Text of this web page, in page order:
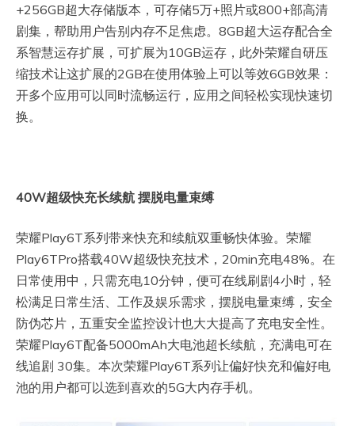
+256GB超大存储版本，可存储5万+照片或800+部高清
剧集，帮助用户告别内存不足焦虑。8GB超大运存配合全
系智慧运存扩展，可扩展为10GB运存，此外荣耀自研压
缩技术让这扩展的2GB在使用体验上可以等效6GB效果：
开多个应用可以同时流畅运行，应用之间轻松实现快速切
换。
40W超级快充长续航 摆脱电量束缚
荣耀Play6T系列带来快充和续航双重畅快体验。荣耀
Play6TPro搭载40W超级快充技术，20min充电48%。在
日常使用中，只需充电10分钟，便可在线刷剧4小时，轻
松满足日常生活、工作及娱乐需求，摆脱电量束缚，安全
防伪芯片，五重安全监控设计也大大提高了充电安全性。
荣耀Play6T配备5000mAh大电池超长续航，充满电可在
线追剧 30集。本次荣耀Play6T系列让偏好快充和偏好电
池的用户都可以选到喜欢的5G大内存手机。